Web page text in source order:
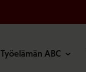
Työelämän ABC